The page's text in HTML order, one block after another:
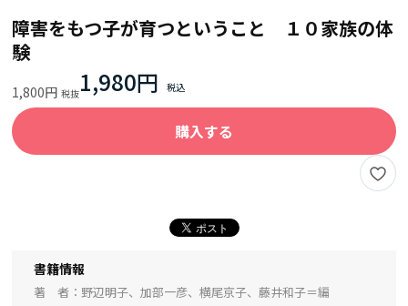
障害をもつ子が育つということ １０家族の体
験
1,800円 1,980円
購入する
書籍情報
著 者
野辺明子、加部一彦、横尾京子、藤井和子＝編